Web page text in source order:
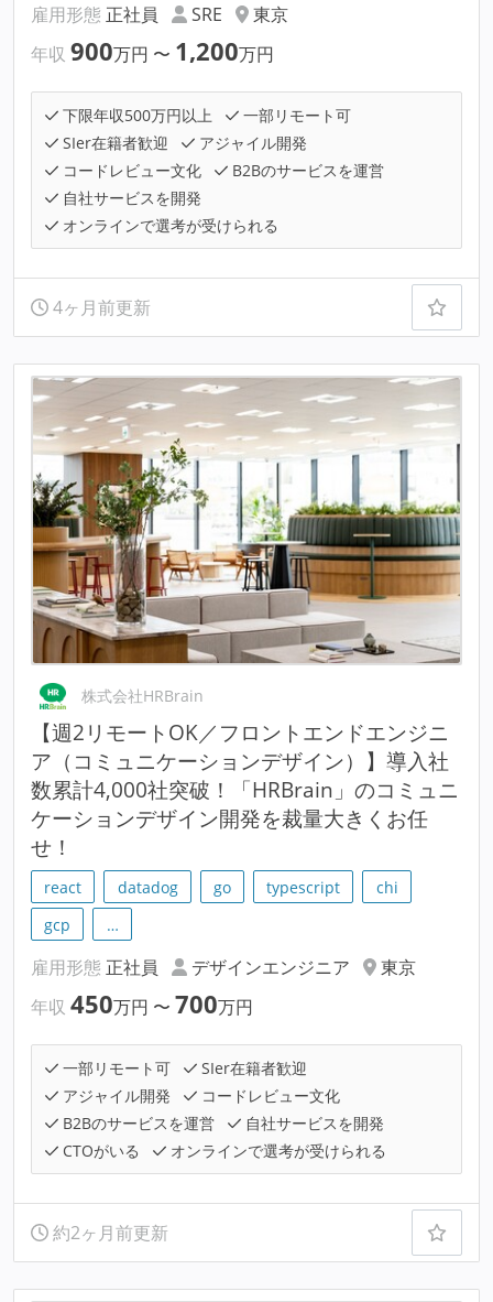
雇用形態 正社員 SRE
東京
年収 900万円 〜 1,200万円
下限年収500万円以上
一部リモート可
SIer在籍者歓迎
アジャイル開発
コードレビュー文化
B2Bのサービスを運営
自社サービスを開発
オンラインで選考が受けられる
4ヶ月前更新
株式会社HRBrain
【週2リモートOK／フロントエンドエンジニ
ア（コミュニケーションデザイン）】導入社
数累計4,000社突破！「HRBrain」のコミュニ
ケーションデザイン開発を裁量大きくお任
せ！
react datadog go typescript
chi
gcp
…
雇用形態 正社員 デザインエンジニア
東京
年収 450万円 〜 700万円
一部リモート可
SIer在籍者歓迎
アジャイル開発
コードレビュー文化
B2Bのサービスを運営
自社サービスを開発
CTOがいる
オンラインで選考が受けられる
約2ヶ月前更新